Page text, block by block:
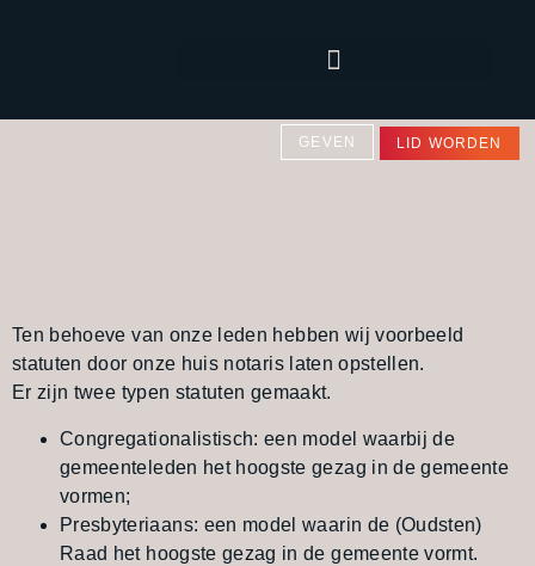
GEVEN LID WORDEN
Ten behoeve van onze leden hebben wij voorbeeld
statuten door onze huis notaris laten opstellen.
Er zijn twee typen statuten gemaakt.
Congregationalistisch: een model waarbij de
gemeenteleden het hoogste gezag in de gemeente
vormen;
Presbyteriaans: een model waarin de (Oudsten)
Raad het hoogste gezag in de gemeente vormt.